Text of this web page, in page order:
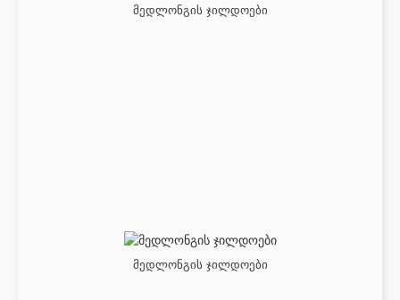
მედლონგის ჯილდოები
მედლონგის ჯილდოები